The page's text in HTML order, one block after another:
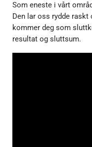
Som eneste i vårt
Den lar oss rydde
kommer deg som
resultat og sluttsum.